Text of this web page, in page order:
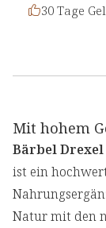
30 Tage
Mit hohem
Bärbel
ist ein
Natur mit den